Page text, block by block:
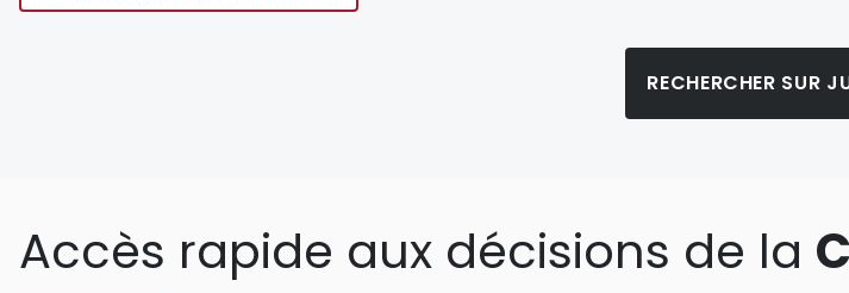
Accès rapide aux décisions de la